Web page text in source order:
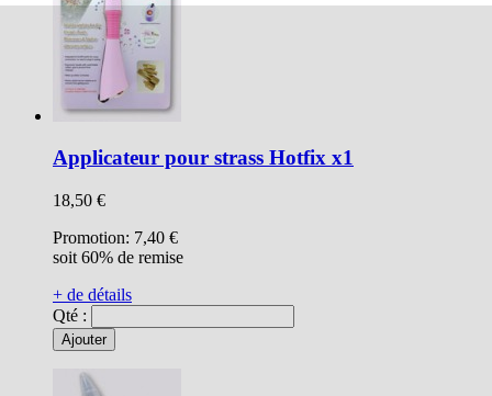
Applicateur pour strass Hotfix x1
18,50 €
Promotion: 7,40 €
soit 60% de remise
+ de détails
Qté :
Ajouter